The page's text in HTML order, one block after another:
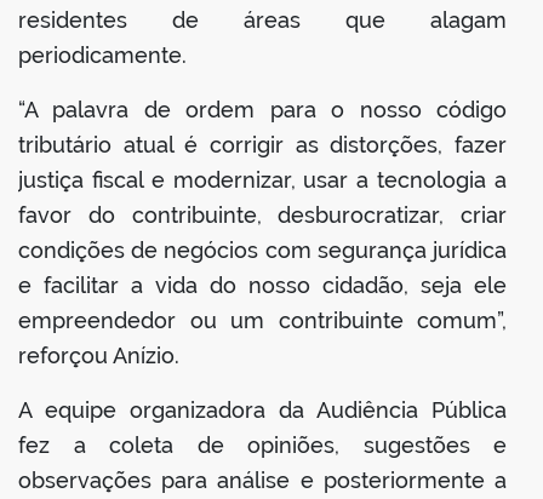
residentes de áreas que alagam
periodicamente.
“A palavra de ordem para o nosso código
tributário atual é corrigir as distorções, fazer
justiça fiscal e modernizar, usar a tecnologia a
favor do contribuinte, desburocratizar, criar
condições de negócios com segurança jurídica
e facilitar a vida do nosso cidadão, seja ele
empreendedor ou um contribuinte comum”,
reforçou Anízio.
A equipe organizadora da Audiência Pública
fez a coleta de opiniões, sugestões e
observações para análise e posteriormente a